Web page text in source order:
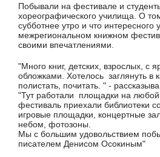
Побывали на фестивале и
хореографического училища. О
субботнее утро и что интересного
межрегиональном книжном
своими впечатлениями.
"Много книг, детских, взрослых, с
обложками. Хотелось заглянуть в
полистать, почитать. " -
"Тут работали площадки на любой
фестиваль приехали библиотеки
игровые площадки, концертные
небом, фотозоны.
Мы с большим удовольствием
писателем Денисом Осокиным"